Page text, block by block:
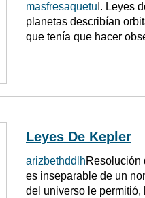
masfresaquetu I. Leyes
planetas describían
que tenía que hacer
Leyes De Kepler
arizbethddlhResolución
es inseparable de un
del universo le permitió,